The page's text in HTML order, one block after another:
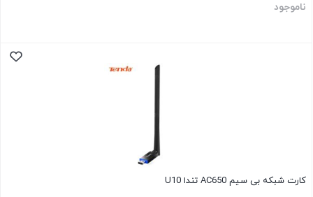
ناموجود
کارت شبکه بی سیم AC650 تندا U10